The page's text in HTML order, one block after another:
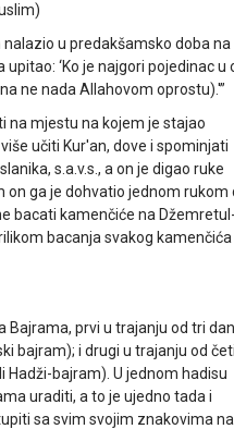
nalazio u predakšamsko doba na
‘Ko je najgori pojedinac u
ne nada Allahovom oprostu).'”
na mjestu na kojem je stajao
učiti Kur'an, dove i spominjati
s.a.v.s., a on je digao ruke
on ga je dohvatio jednom rukom
bacati kamenčiće na Džemretul-
bacanja svakog kamenčića
Bajrama, prvi u trajanju od tri
bajram); i drugi u trajanju od
Hadži-bajram). U jednom hadisu
uraditi, a to je ujedno tada i
sa svim svojim znakovima na